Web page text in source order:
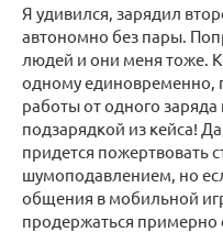
Я удивился, зарядил
автономно без пары.
людей и они меня тоже.
одному единовременно,
работы от одного
подзарядкой из кейса!
придется пожертвовать
шумоподавлением, но
общения в мобильной
продержаться примерно